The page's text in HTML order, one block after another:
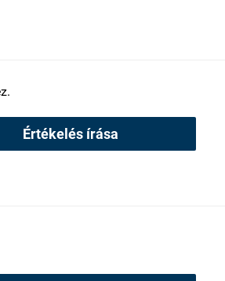
Értékelés írása